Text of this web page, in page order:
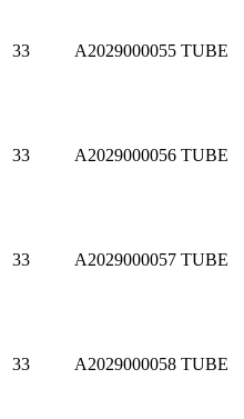
33 A2029000055 TUBE
33 A2029000056 TUBE
33 A2029000057 TUBE
33 A2029000058 TUBE